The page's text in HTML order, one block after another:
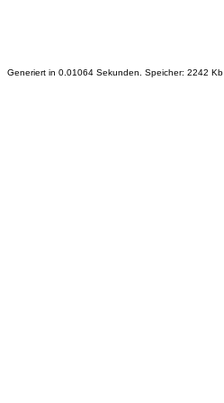
Generiert in 0.01064 Sekunden. Speicher: 2242 Kb